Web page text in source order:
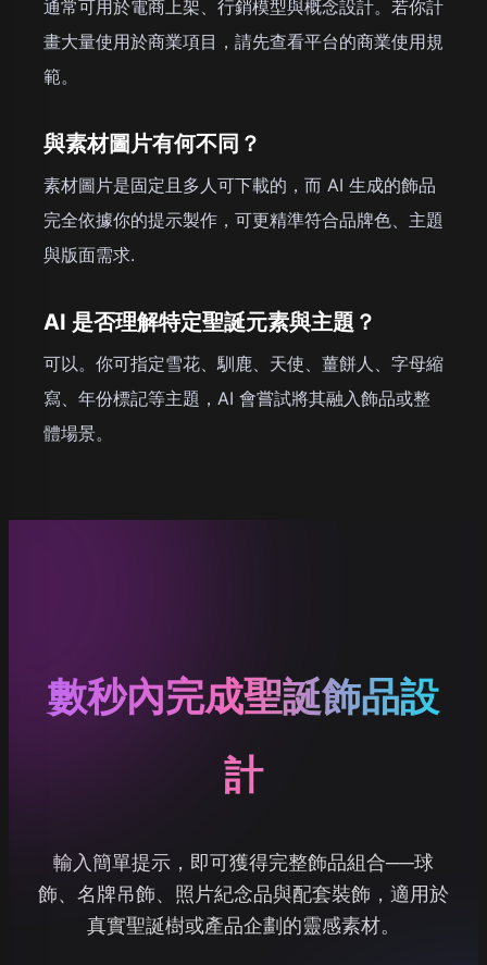
通常可用於電商上架、行銷模型與概念設計。若你計
畫大量使用於商業項目，請先查看平台的商業使用規
範。
與素材圖片有何不同？
素材圖片是固定且多人可下載的，而 AI 生成的飾品
完全依據你的提示製作，可更精準符合品牌色、主題
與版面需求.
AI 是否理解特定聖誕元素與主題？
可以。你可指定雪花、馴鹿、天使、薑餅人、字母縮
寫、年份標記等主題，AI 會嘗試將其融入飾品或整
體場景。
數秒內完成聖誕飾品設
計
輸入簡單提示，即可獲得完整飾品組合──球
飾、名牌吊飾、照片紀念品與配套裝飾，適用於
真實聖誕樹或產品企劃的靈感素材。